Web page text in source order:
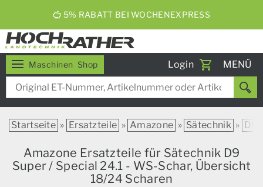
5% RABATT BEI WOCHENEXPRESS
Maschinen Shop Login
Toggle
MENÜ
Startseite » Ersatzteile » Amazone » Sätechnik » D9
Amazone Ersatzteile für Sätechnik D9
Super / Special 24.1 - WS-Schar, Übersicht
18/24 Scharen